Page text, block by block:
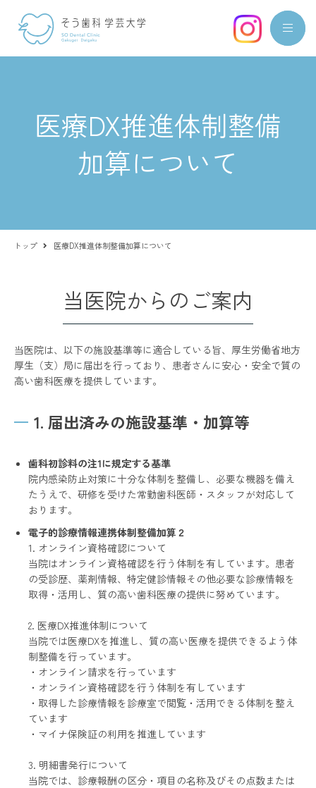
医療DX推進体制整備
加算について
トップ 医療DX推進体制整備加算について
当医院からのご案内
当医院は、以下の施設基準等に適合している旨、厚生労働省地方
厚生（支）局に届出を行っており、患者さんに安心・安全で質の
高い歯科医療を提供しています。
1. 届出済みの施設基準・加算等
歯科初診料の注1に規定する基準
院内感染防止対策に十分な体制を整備し、必要な機器を備え
たうえで、研修を受けた常勤歯科医師・スタッフが対応して
おります。
電子的診療情報連携体制整備加算２
1. オンライン資格確認について
当院はオンライン資格確認を行う体制を有しています。患者
の受診歴、薬剤情報、特定健診情報その他必要な診療情報を
取得・活用し、質の高い歯科医療の提供に努めています。
2. 医療DX推進体制について
当院では医療DXを推進し、質の高い医療を提供できるよう体
制整備を行っています。
・オンライン請求を行っています
・オンライン資格確認を行う体制を有しています
・取得した診療情報を診療室で閲覧・活用できる体制を整え
ています
・マイナ保険証の利用を推進しています
3. 明細書発行について
当院では、診療報酬の区分・項目の名称及びその点数または